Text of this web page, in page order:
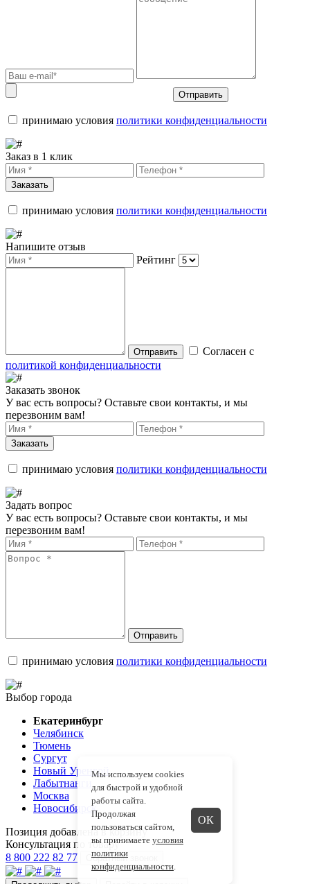
Отправить
принимаю условия политики конфиденциальности
Заказ в 1 клик
Заказать
принимаю условия политики конфиденциальности
Напишите отзыв
Рейтинг
Отправить
Согласен с
политикой конфиденциальности
Заказать звонок
У вас есть вопросы? Оставьте свои контакты, и мы
перезвоним вам!
Заказать
принимаю условия политики конфиденциальности
Задать вопрос
У вас есть вопросы? Оставьте свои контакты, и мы
перезвоним вам!
Отправить
принимаю условия политики конфиденциальности
Выбор города
Екатеринбург
Челябинск
Тюмень
Сургут
Новый Уренгой
Лабытнанги
Москва
Новосибирск
Позиция добавлена в корзину
Консультация по товару
8 800 222 82 77
Обратный звонок
Мы используем cookies
для быстрой и удобной
работы сайта.
Продолжая
пользоваться сайтом,
вы принимаете условия
политики
конфиденциальности.
ОК